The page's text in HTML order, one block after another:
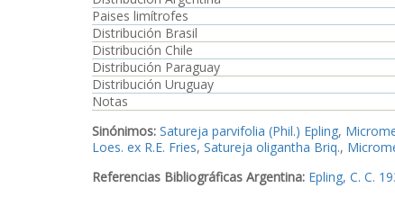
Paises limítrofes
Distribución Brasil
Distribución Chile
Distribución Paraguay
Distribución Uruguay
Notas
Sinónimos: Satureja parvifolia (Phil.) Epling,
Loes. ex R.E. Fries, Satureja oligantha Briq.,
Referencias Bibliográficas Argentina: Epling, C. C.